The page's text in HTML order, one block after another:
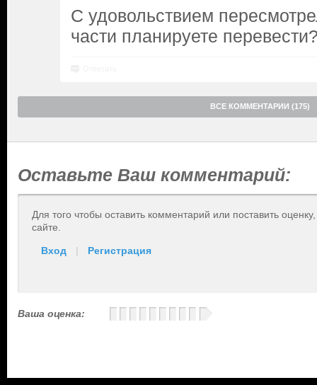
С удовольствием
части планируете
ВСЕ КОММЕНТАРИИ (175)
Оставьте Ваш комментарий:
Для того чтобы оставить комментарий или поставить
сайте.
Вход | Регистрация
Ваша оценка: